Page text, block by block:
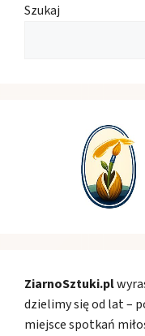
Szukaj
ZiarnoSztuki.pl
dzielimy się od lat –
miejsce spotkań